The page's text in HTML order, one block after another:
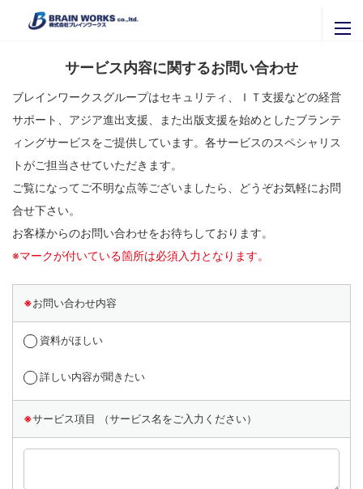
ブレインワークスの紹介
ブレインワークスを知る
代表者挨拶・プロフィール
ブレインワークスの実績
官公庁・自治体のご担当者様へ
拠点一覧
ニュースリリース
関連会社
株式会社ＩＴグローバルブレイン
株式会社ブレインナビオン
株式会社カナリアコミュニケーションズ
株式会社アグリマスターズ
採用専用ページ
書籍購入
最新情報はこちらから
Facebook
サービス内容に関するお問い合わせ
ブレインワークスグループはセキュリティ、ＩＴ支援などの経営
サポート、アジア進出支援、また出版支援を始めとしたブランテ
ィングサービスをご提供しています。各サービスのスペシャリス
トがご担当させていただきます。
ご覧になってご不明な点等ございましたら、どうぞお気軽にお問
合せ下さい。
お客様からのお問い合わせをお待ちしております。
※マークが付いている箇所は必須入力となります。
※お問い合わせ内容
資料がほしい
詳しい内容が聞きたい
※サービス項目 （サービス名をご入力ください）